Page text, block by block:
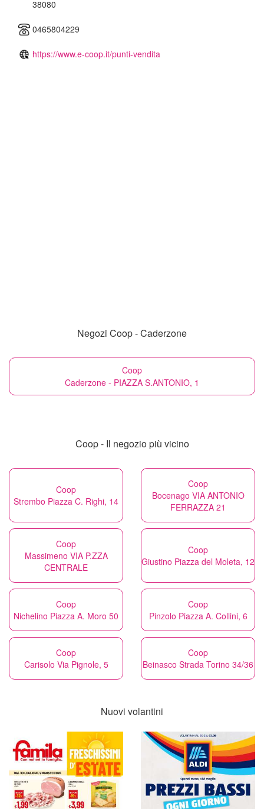
38080
0465804229
https://www.e-coop.it/punti-vendita
Negozi Coop - Caderzone
Coop
Caderzone - PIAZZA S.ANTONIO, 1
Coop - Il negozio più vicino
Coop
Strembo Piazza C. Righi, 14
Coop
Bocenago VIA ANTONIO
FERRAZZA 21
Coop
Massimeno VIA P.ZZA
CENTRALE
Coop
Giustino Piazza del Moleta, 12
Coop
Nichelino Piazza A. Moro 50
Coop
Pinzolo Piazza A. Collini, 6
Coop
Carisolo Via Pignole, 5
Coop
Beinasco Strada Torino 34/36
Nuovi volantini